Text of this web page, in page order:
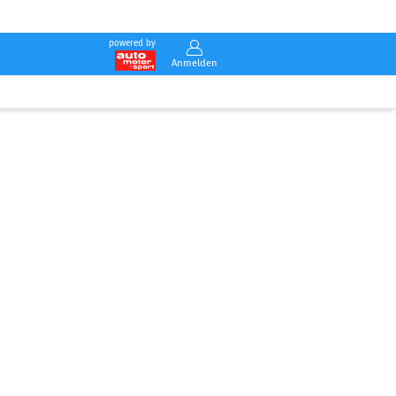
powered by
Anmelden